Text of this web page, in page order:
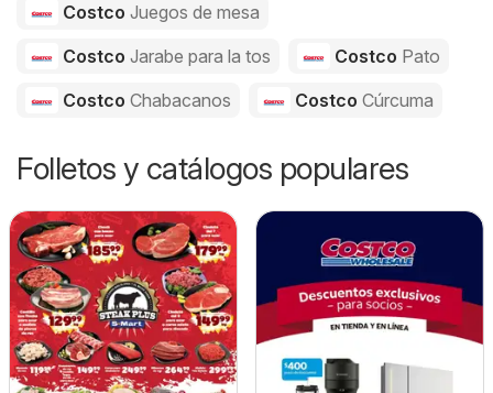
Costco Juegos de mesa
Costco Jarabe para la tos Costco Pato
Costco Chabacanos Costco Cúrcuma
Folletos y catálogos populares